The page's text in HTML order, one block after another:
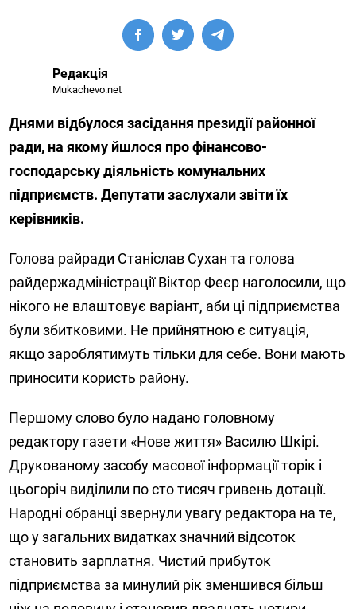
Редакція
Mukachevo.net
Днями відбулося засідання президії районної
ради, на якому йшлося про фінансово-
господарську діяльність комунальних
підприємств. Депутати заслухали звіти їх
керівників.
Голова райради Станіслав Сухан та голова
райдержадміністрації Віктор Феєр наголосили, що
нікого не влаштовує варіант, аби ці підприємства
були збитковими. Не прийнятною є ситуація,
якщо зароблятимуть тільки для себе. Вони мають
приносити користь району.
Першому слово було надано головному
редактору газети «Нове життя» Василю Шкірі.
Друкованому засобу масової інформації торік і
цьогоріч виділили по сто тисяч гривень дотації.
Народні обранці звернули увагу редактора на те,
що у загальних видатках значний відсоток
становить зарплатня. Чистий прибуток
підприємства за минулий рік зменшився більш